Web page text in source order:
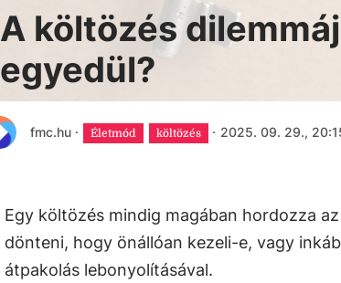
A költözés
egyedül?
fmc.hu · Életmód költözés · 2025. 09. 29.,
Egy költözés mindig magában hordozza
dönteni, hogy önállóan kezeli-e, vagy
átpakolás lebonyolításával.